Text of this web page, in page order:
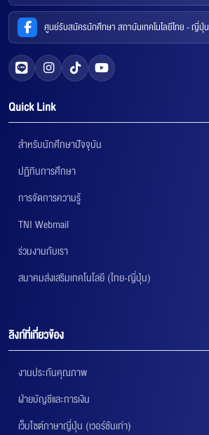
ศูนย์รับสมัครนักศึกษา สถาบันเทคโนโลยีไทย - ญี่ปุ่น
Quick Link
สำหรับนักศึกษาปัจจุบัน
ปฏิทินการศึกษา
การจัดการความรู้
TNI Webmail
ร่วมงานกับเรา
สมาคมส่งเสริมเทคโนโลยี (ไทย-ญี่ปุ่น)
ลิงก์ที่เกี่ยวข้อง
งานประกันคุณภาพ
ฝ่ายบัญชีและการเงิน
เว็บไซต์ภาษาญี่ปุ่น (เวอร์ชันเก่า)